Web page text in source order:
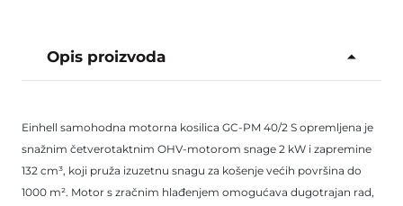
Opis proizvoda
Einhell samohodna motorna kosilica GC-PM 40/2 S opremljena je
snažnim četverotaktnim OHV-motorom snage 2 kW i zapremine
132 cm³, koji pruža izuzetnu snagu za košenje većih površina do
1000 m². Motor s zračnim hlađenjem omogućava dugotrajan rad,